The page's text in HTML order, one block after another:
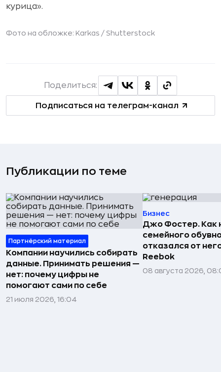
курица».
Фото на обложке: Karkas / Shutterstock
Подписаться на телеграм-канал
Поделиться:
Публикации по теме
Партнёрский материал
Компании научились собирать
данные. Принимать решения —
нет: почему цифры не
помогают сами по себе
21 июля 2026, 16:04
Бизнес
Джо Фостер. Как
семейного
отказался от
Reebok
08 августа 2026,